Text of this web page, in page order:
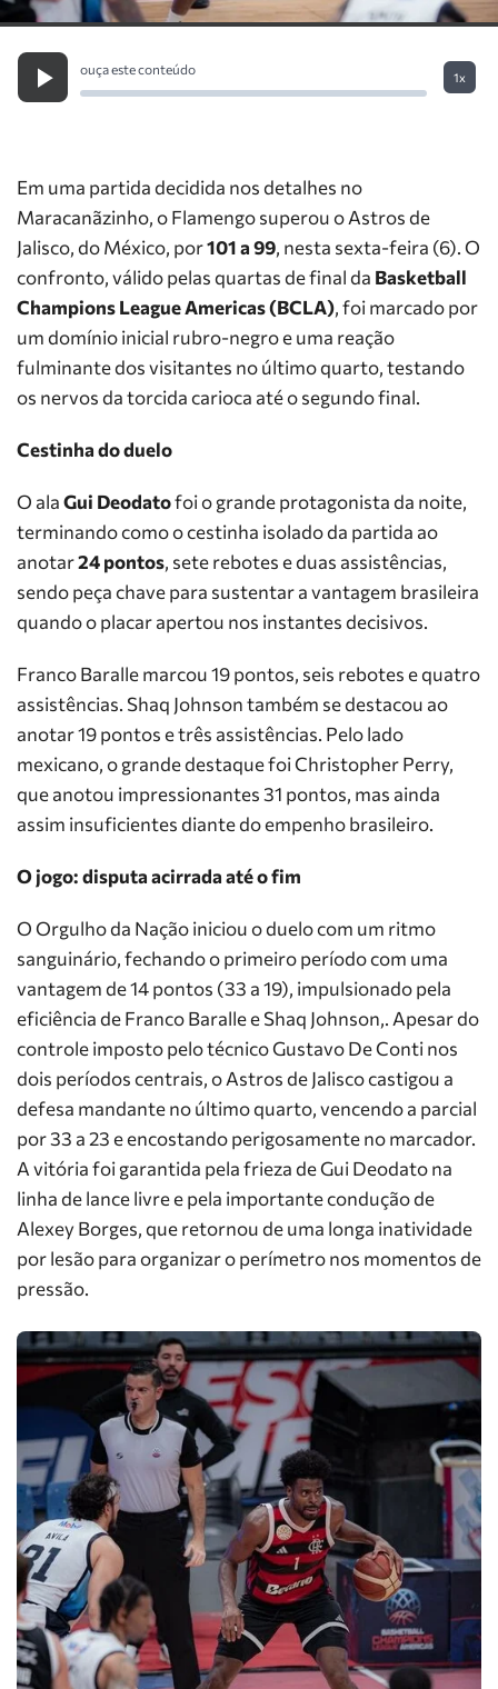
ouça este conteúdo
1x
Em uma partida decidida nos detalhes no
Maracanãzinho, o Flamengo superou o Astros de
Jalisco, do México, por101 a 99, nesta sexta-feira (6). O
confronto, válido pelas quartas de final da Basketball
Champions League Americas (BCLA), foi marcado por
um domínio inicial rubro-negro e uma reação
fulminante dos visitantes no último quarto, testando
os nervos da torcida carioca até o segundo final.
Cestinha do duelo
O alaGui Deodatofoi o grande protagonista da noite,
terminando como o cestinha isolado da partida ao
anotar24 pontos, sete rebotes e duas assistências,
sendo peça chave para sustentar a vantagem brasileira
quando o placar apertou nos instantes decisivos.
Franco Baralle marcou 19 pontos, seis rebotes e quatro
assistências. Shaq Johnson também se destacou ao
anotar 19 pontos e três assistências. Pelo lado
mexicano, o grande destaque foi Christopher Perry,
que anotou impressionantes 31 pontos, mas ainda
assim insuficientes diante do empenho brasileiro.
O jogo: disputa acirrada até o fim
O Orgulho da Nação iniciou o duelo com um ritmo
sanguinário, fechando o primeiro período com uma
vantagem de 14 pontos (33 a 19), impulsionado pela
eficiência de Franco Baralle e Shaq Johnson,. Apesar do
controle imposto pelo técnico Gustavo De Conti nos
dois períodos centrais, o Astros de Jalisco castigou a
defesa mandante no último quarto, vencendo a parcial
por 33 a 23 e encostando perigosamente no marcador.
A vitória foi garantida pela frieza de Gui Deodato na
linha de lance livre e pela importante condução de
Alexey Borges, que retornou de uma longa inatividade
por lesão para organizar o perímetro nos momentos de
pressão.